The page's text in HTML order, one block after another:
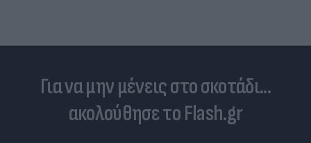
Για να μην μένεις στο σκοτάδι...
ακολούθησε το Flash.gr